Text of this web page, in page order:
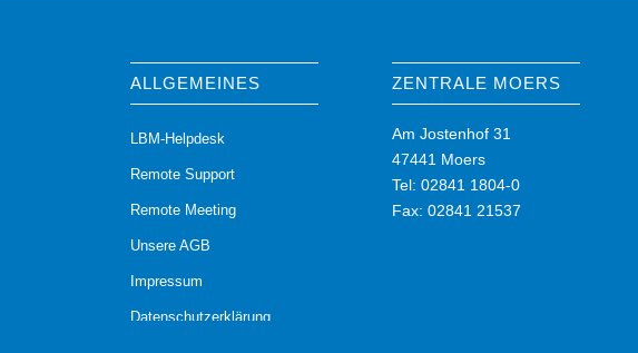
ALLGEMEINES
LBM-Helpdesk
Remote Support
Remote Meeting
Unsere AGB
Impressum
Datenschutzerklärung
ZENTRALE MOERS
Am Jostenhof 31
47441 Moers
Tel: 02841 1804-0
Fax: 02841 21537